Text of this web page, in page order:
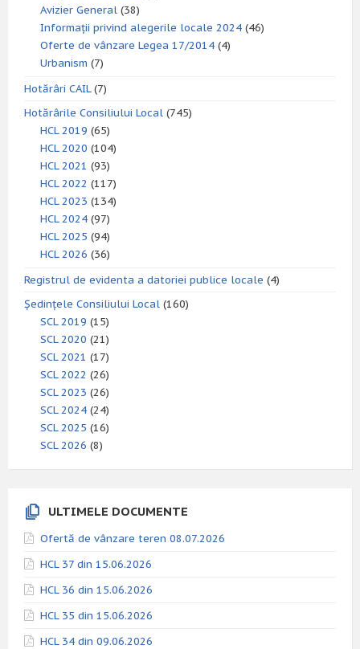
Avizier General (38)
Informații privind alegerile locale 2024 (46)
Oferte de vânzare Legea 17/2014 (4)
Urbanism (7)
Hotărâri CAIL(7)
Hotărârile Consiliului Local (745)
HCL 2019 (65)
HCL 2020 (104)
HCL 2021 (93)
HCL 2022 (117)
HCL 2023 (134)
HCL 2024 (97)
HCL 2025 (94)
HCL 2026 (36)
Registrul de evidenta a datoriei publice locale (4)
Ședințele Consiliului Local (160)
SCL 2019 (15)
SCL 2020 (21)
SCL 2021 (17)
SCL 2022 (26)
SCL 2023 (26)
SCL 2024 (24)
SCL 2025 (16)
SCL 2026 (8)
ULTIMELE DOCUMENTE
Ofertă de vânzare teren 08.07.2026
HCL 37 din 15.06.2026
HCL 36 din 15.06.2026
HCL 35 din 15.06.2026
HCL 34 din 09.06.2026